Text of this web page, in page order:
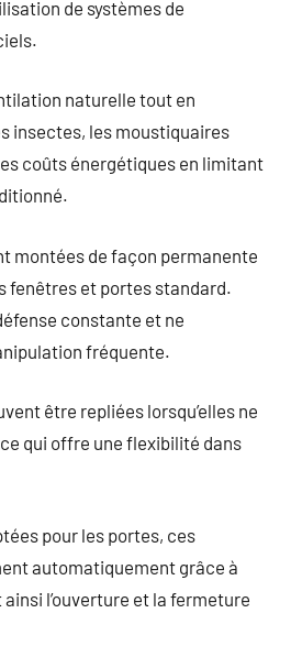
de systèmes de
naturelle tout en
insectes, les moustiquaires
coûts énergétiques en limitant
montées de façon permanente
fenêtres et portes standard.
constante et ne
fréquente.
être repliées lorsqu’elles ne
qui offre une flexibilité dans
pour les portes, ces
automatiquement grâce à
l’ouverture et la fermeture